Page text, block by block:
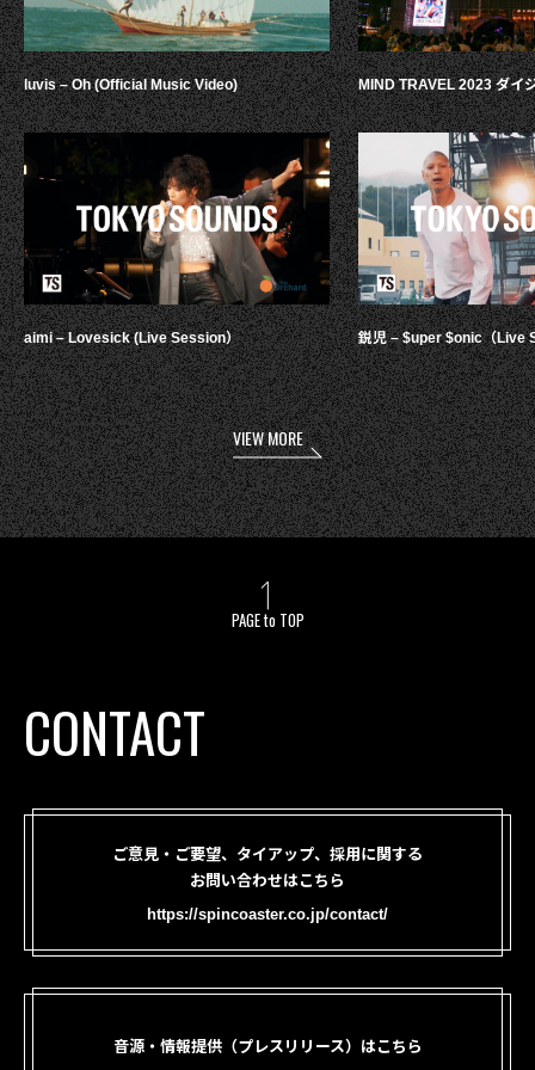
luvis – Oh (Official Music Video)
aimi – Lovesick (Live Session）
MIND TRAVEL 2023 ダイ
鋭児 – $uper $onic（Live
VIEW MORE
PAGE to TOP
CONTACT
ご意見・ご要望、タイアップ、採用に関する
お問い合わせはこちら
https://spincoaster.co.jp/contact/
音源・情報提供（プレスリリース）はこちら